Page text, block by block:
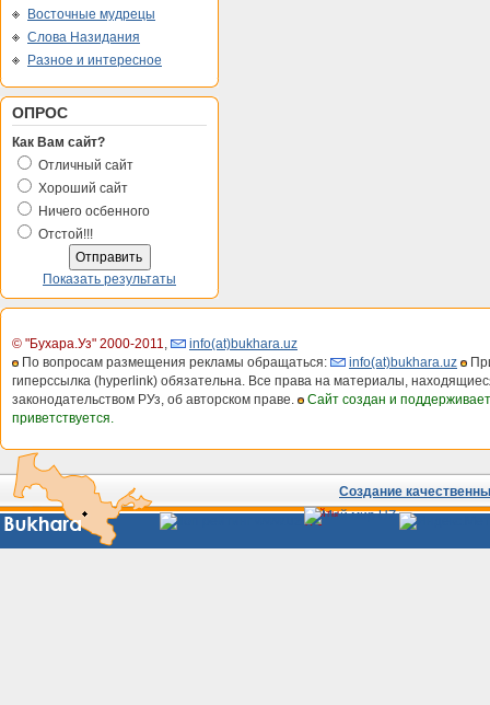
Восточные мудрецы
Слова Назидания
Разное и интересное
ОПРОС
Как Вам сайт?
Отличный сайт
Хороший сайт
Ничего осбенного
Отстой!!!
Показать результаты
© "Бухара.Уз" 2000-2011,
info(at)bukhara.uz
По вопросам размещения рекламы обращаться:
info(at)bukhara.uz
гиперссылка (hyperlink) обязательна. Все права на материалы,
законодательством РУз, об авторском праве.
Сайт создан и
приветствуется.
Создание
Сайты
Узбекистана